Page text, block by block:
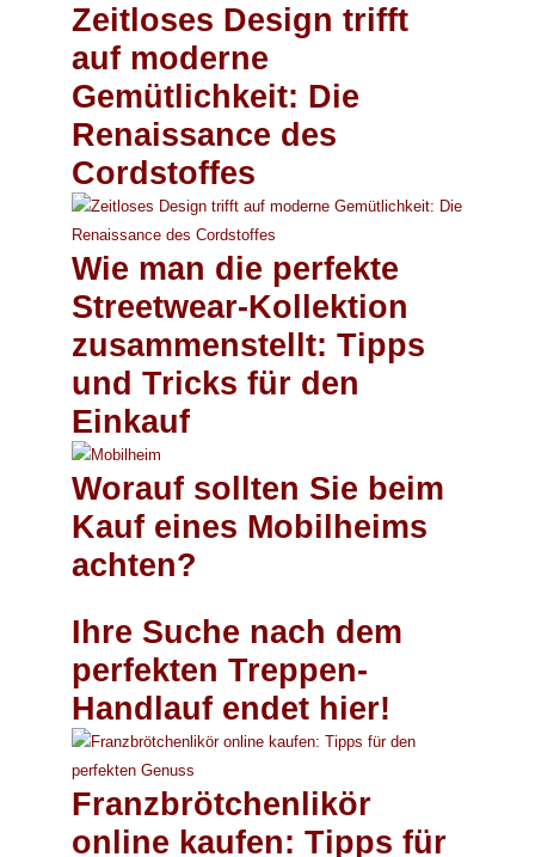
Zeitloses Design trifft
auf moderne
Gemütlichkeit: Die
Renaissance des
Cordstoffes
Wie man die perfekte
Streetwear-Kollektion
zusammenstellt: Tipps
und Tricks für den
Einkauf
Worauf sollten Sie beim
Kauf eines Mobilheims
achten?
Ihre Suche nach dem
perfekten Treppen-
Handlauf endet hier!
Franzbrötchenlikör
online kaufen: Tipps für